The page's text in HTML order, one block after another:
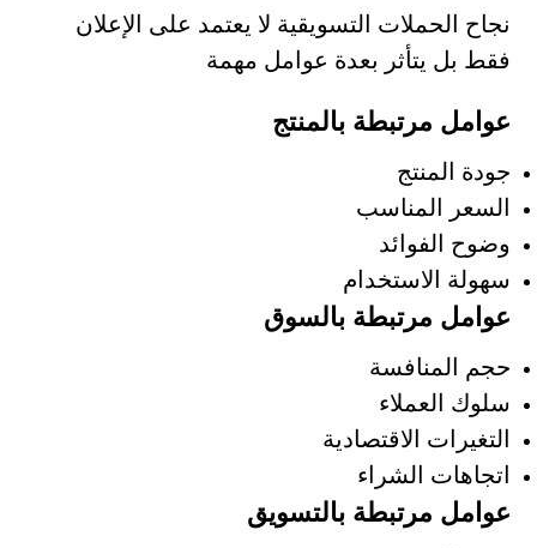
نجاح الحملات التسويقية لا يعتمد على الإعلان
فقط بل يتأثر بعدة عوامل مهمة
عوامل مرتبطة بالمنتج
جودة المنتج
السعر المناسب
وضوح الفوائد
سهولة الاستخدام
عوامل مرتبطة بالسوق
حجم المنافسة
سلوك العملاء
التغيرات الاقتصادية
اتجاهات الشراء
عوامل مرتبطة بالتسويق